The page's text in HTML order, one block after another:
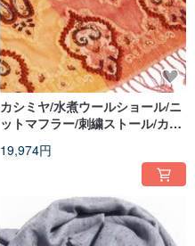
カシミヤ/水煮ウールショール/ニ
ットマフラー/刺繍ストール/カシ
19,974円